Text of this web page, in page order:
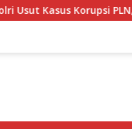
Kasus Korupsi PLN,